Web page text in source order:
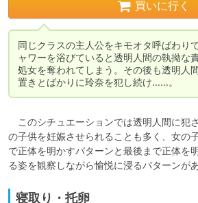
買いに行く
同じクラスの主人公をキモオタ呼ばわり
ャワーを浴びていると透明人間の執拗な
処女を奪われてしまう。その後も透明人
置きとばかりに玲奈を犯し続け……。
このシチュエーションでは透明人間に犯
の子供を妊娠させられることも多く、女の
で正体を明かすパターンと最後まで正体を
る姿を観察しながら愉悦に浸るパターンが
寝取り・托卵